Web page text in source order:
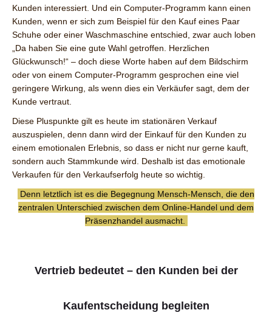
Kunden interessiert. Und ein Computer-Programm kann einen
Kunden, wenn er sich zum Beispiel für den Kauf eines Paar
Schuhe oder einer Waschmaschine entschied, zwar auch loben
„Da haben Sie eine gute Wahl getroffen. Herzlichen
Glückwunsch!“ – doch diese Worte haben auf dem Bildschirm
oder von einem Computer-Programm gesprochen eine viel
geringere Wirkung, als wenn dies ein Verkäufer sagt, dem der
Kunde vertraut.
Diese Pluspunkte gilt es heute im stationären Verkauf
auszuspielen, denn dann wird der Einkauf für den Kunden zu
einem emotionalen Erlebnis, so dass er nicht nur gerne kauft,
sondern auch Stammkunde wird. Deshalb ist das emotionale
Verkaufen für den Verkaufserfolg heute so wichtig.
Denn letztlich ist es die Begegnung Mensch-Mensch, die den
zentralen Unterschied zwischen dem Online-Handel und dem
Präsenzhandel ausmacht.
Vertrieb bedeutet – den Kunden bei der
Kaufentscheidung begleiten